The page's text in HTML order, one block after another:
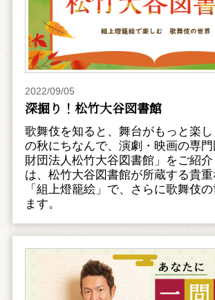
2022/09/05
深掘り！松竹大谷図書館
歌舞伎を知ると、舞台がもっと楽
の秋にちなんで、演劇・映画の専
財団法人松竹大谷図書館」をご紹
は、松竹大谷図書館が所蔵する貴
「組上燈籠絵」で、さらに歌舞伎
ます。